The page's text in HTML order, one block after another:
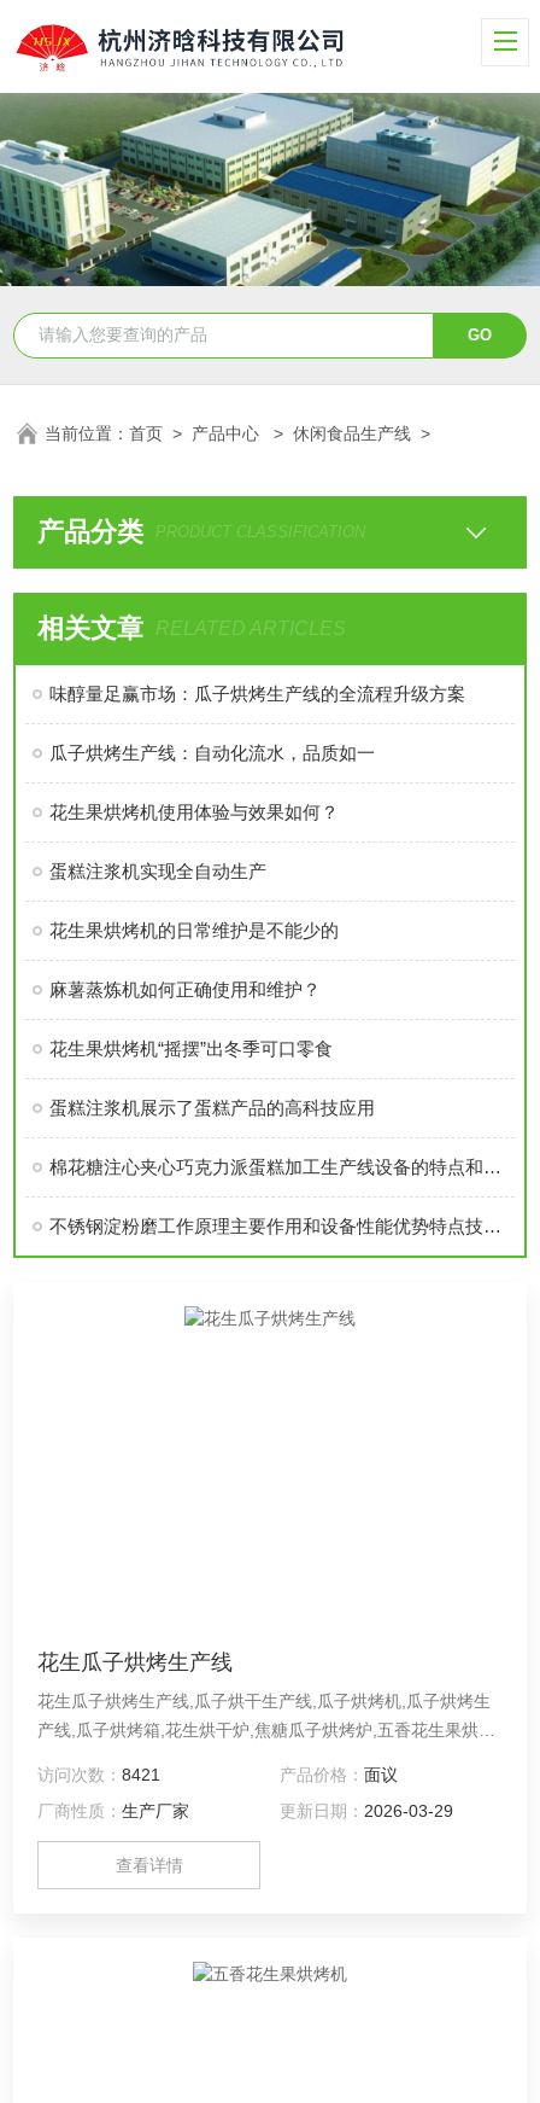
当前位置：首页 > 产品中心 >休闲食品生产线 >
产品分类 PRODUCT CLASSIFICATION
相关文章 RELATED ARTICLES
味醇量足赢市场：瓜子烘烤生产线的全流程升级方案
瓜子烘烤生产线：自动化流水，品质如一
花生果烘烤机使用体验与效果如何？
蛋糕注浆机实现全自动生产
花生果烘烤机的日常维护是不能少的
麻薯蒸炼机如何正确使用和维护？
花生果烘烤机“摇摆”出冬季可口零食
蛋糕注浆机展示了蛋糕产品的高科技应用
棉花糖注心夹心巧克力派蛋糕加工生产线设备的特点和优势介绍
不锈钢淀粉磨工作原理主要作用和设备性能优势特点技术参数概述
花生瓜子烘烤生产线
花生瓜子烘烤生产线,瓜子烘干生产线,瓜子烘烤机,瓜子烘烤生
产线,瓜子烘烤箱,花生烘干炉,焦糖瓜子烘烤炉,五香花生果烘烤
果烘烤机,带壳花生烘烤机,花生米烘烤箱,五香花生果生产线,五
香花生烘烤机,原味花生鱼皮花生烘烤机,五香花生米烘干设备
访问次数：8421 产品价格： 面议
厂商性质：生产厂家 更新日期： 2026-03-29
查看详情